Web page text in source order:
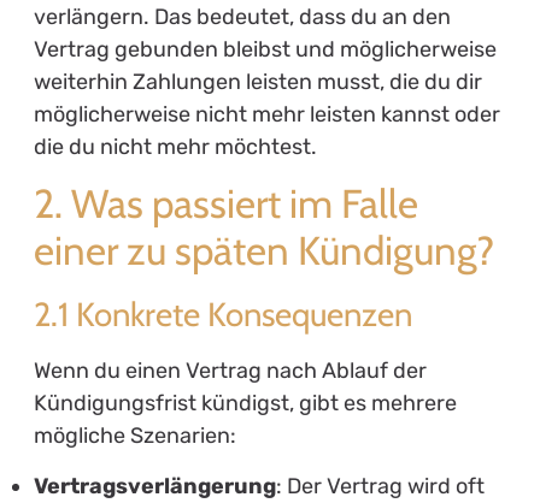
verlängern. Das bedeutet, dass du an den
Vertrag gebunden bleibst und möglicherweise
weiterhin Zahlungen leisten musst, die du dir
möglicherweise nicht mehr leisten kannst oder
die du nicht mehr möchtest.
2. Was passiert im Falle
einer zu späten Kündigung?
2.1 Konkrete Konsequenzen
Wenn du einen Vertrag nach Ablauf der
Kündigungsfrist kündigst, gibt es mehrere
mögliche Szenarien:
Vertragsverlängerung: Der Vertrag wird oft